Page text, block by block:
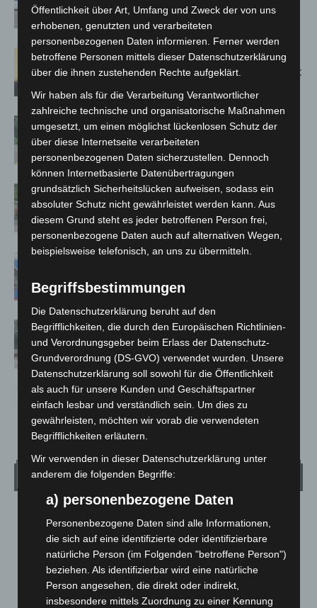
kehren nach Waldbrandeinsatz aus
Spanien zurück
Hannover: Erste Tigermücken-
Population in Niedersachsen entdeckt
Brand im „Haus der Begegnung“ in
Neuwarmbüchen schnell eingedämmt
Region Hannover: 21 neue
Notfallsanitäter starten beim Roten
Kreuz
Mann läuft mit Hockeyschläger über
Gasleitung bei McDonald’s-Umbau in
Langenhagen beschädigt
Wetter
LANGENHAGEN
Bedeckt
19.7°C 20.7°
18.8°
Öffentlichkeit über Art, Umfang und Zweck der von uns
erhobenen, genutzten und verarbeiteten
personenbezogenen Daten informieren. Ferner werden
betroffene Personen mittels dieser Datenschutzerklärung
über die ihnen zustehenden Rechte aufgeklärt.
Wir haben als für die Verarbeitung Verantwortlicher
zahlreiche technische und organisatorische Maßnahmen
umgesetzt, um einen möglichst lückenlosen Schutz der
über diese Internetseite verarbeiteten
personenbezogenen Daten sicherzustellen. Dennoch
können Internetbasierte Datenübertragungen
grundsätzlich Sicherheitslücken aufweisen, sodass ein
absoluter Schutz nicht gewährleistet werden kann. Aus
diesem Grund steht es jeder betroffenen Person frei,
personenbezogene Daten auch auf alternativen Wegen,
beispielsweise telefonisch, an uns zu übermitteln.
Begriffsbestimmungen
Die Datenschutzerklärung beruht auf den
Begrifflichkeiten, die durch den Europäischen Richtlinien-
und Verordnungsgeber beim Erlass der Datenschutz-
Grundverordnung (DS-GVO) verwendet wurden. Unsere
Datenschutzerklärung soll sowohl für die Öffentlichkeit
als auch für unsere Kunden und Geschäftspartner
einfach lesbar und verständlich sein. Um dies zu
gewährleisten, möchten wir vorab die verwendeten
Begrifflichkeiten erläutern.
Wir verwenden in dieser Datenschutzerklärung unter
anderem die folgenden Begriffe:
a) personenbezogene Daten
Personenbezogene Daten sind alle Informationen,
die sich auf eine identifizierte oder identifizierbare
natürliche Person (im Folgenden "betroffene Person")
beziehen. Als identifizierbar wird eine natürliche
Person angesehen, die direkt oder indirekt,
insbesondere mittels Zuordnung zu einer Kennung